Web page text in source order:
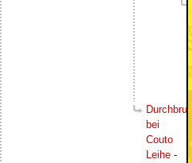
bei
Couto
Leihe -